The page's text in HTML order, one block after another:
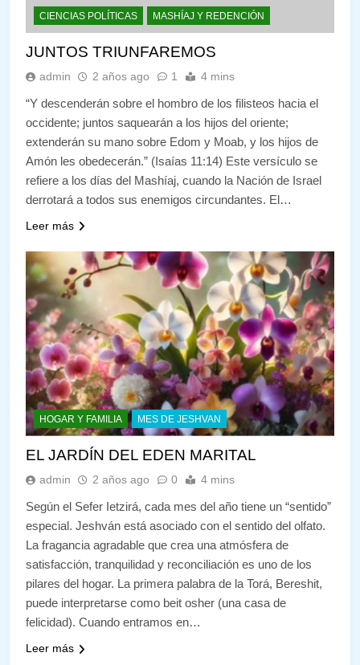
CIENCIAS POLÍTICAS MASHÍAJ Y REDENCIÓN
JUNTOS TRIUNFAREMOS
admin 2 años ago 1 4 mins
“Y descenderán sobre el hombro de los filisteos hacia el
occidente; juntos saquearán a los hijos del oriente;
extenderán su mano sobre Edom y Moab, y los hijos de
Amón les obedecerán.” (Isaías 11:14) Este versículo se
refiere a los días del Mashíaj, cuando la Nación de Israel
derrotará a todos sus enemigos circundantes. El…
Leer más
HOGAR Y FAMILIA MES DE JESHVAN
EL JARDÍN DEL EDEN MARITAL
admin 2 años ago 0 4 mins
Según el Sefer Ietzirá, cada mes del año tiene un “sentido”
especial. Jeshván está asociado con el sentido del olfato.
La fragancia agradable que crea una atmósfera de
satisfacción, tranquilidad y reconciliación es uno de los
pilares del hogar. La primera palabra de la Torá, Bereshit,
puede interpretarse como beit osher (una casa de
felicidad). Cuando entramos en…
Leer más